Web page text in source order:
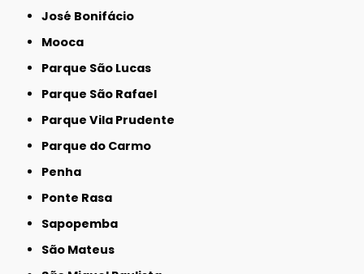
José Bonifácio
Mooca
Parque São Lucas
Parque São Rafael
Parque Vila Prudente
Parque do Carmo
Penha
Ponte Rasa
Sapopemba
São Mateus